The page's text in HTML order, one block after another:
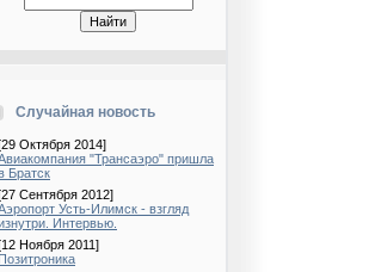
Случайная новость
Октября 2014]
"Трансаэро" пришла
Братск
Сентября 2012]
Усть-Илимск - взгляд
Интервью.
Ноября 2011]
Позитроника